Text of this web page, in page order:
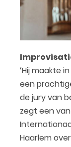
‘Hij maakte
een
de jury van
zegt een
Haarlem